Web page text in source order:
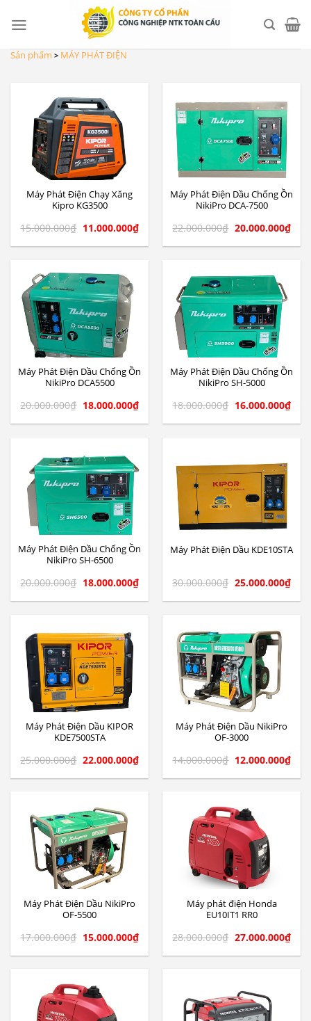
content
Sản phẩm > MÁY PHÁT ĐIỆN
Máy Phát Điện Chạy Xăng
Kipro KG3500
15.000.000₫ 11.000.000₫
Máy Phát Điện Dầu Chống Ồn
NikiPro DCA-7500
22.000.000₫ 20.000.000₫
Máy Phát Điện Dầu Chống Ồn
NikiPro DCA5500
20.000.000₫ 18.000.000₫
Máy Phát Điện Dầu Chống Ồn
NikiPro SH-5000
18.000.000₫ 16.000.000₫
Máy Phát Điện Dầu Chống Ồn
NikiPro SH-6500
20.000.000₫ 18.000.000₫
Máy Phát Điện Dầu KDE10STA
30.000.000₫ 25.000.000₫
Máy Phát Điện Dầu KIPOR
KDE7500STA
25.000.000₫ 22.000.000₫
Máy Phát Điện Dầu NikiPro
OF-3000
14.000.000₫ 12.000.000₫
Máy Phát Điện Dầu NikiPro
OF-5500
17.000.000₫ 15.000.000₫
Máy phát điện Honda
EU10IT1 RR0
28.000.000₫ 27.000.000₫